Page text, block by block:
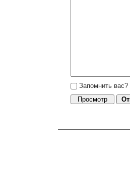
Запомнить вас?